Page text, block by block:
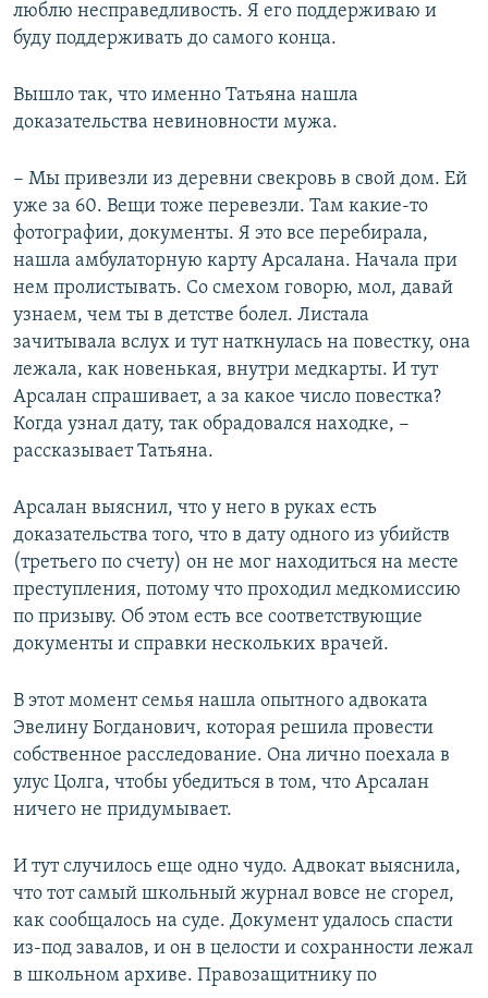
люблю несправедливость. Я его поддерживаю и
буду поддерживать до самого конца.
Вышло так, что именно Татьяна нашла
доказательства невиновности мужа.
− Мы привезли из деревни свекровь в свой дом. Ей
уже за 60. Вещи тоже перевезли. Там какие-то
фотографии, документы. Я это все перебирала,
нашла амбулаторную карту Арсалана. Начала при
нем пролистывать. Со смехом говорю, мол, давай
узнаем, чем ты в детстве болел. Листала
зачитывала вслух и тут наткнулась на повестку, она
лежала, как новенькая, внутри медкарты. И тут
Арсалан спрашивает, а за какое число повестка?
Когда узнал дату, так обрадовался находке, −
рассказывает Татьяна.
Арсалан выяснил, что у него в руках есть
доказательства того, что в дату одного из убийств
(третьего по счету) он не мог находиться на месте
преступления, потому что проходил медкомиссию
по призыву. Об этом есть все соответствующие
документы и справки нескольких врачей.
В этот момент семья нашла опытного адвоката
Эвелину Богданович, которая решила провести
собственное расследование. Она лично поехала в
улус Цолга, чтобы убедиться в том, что Арсалан
ничего не придумывает.
И тут случилось еще одно чудо. Адвокат выяснила,
что тот самый школьный журнал вовсе не сгорел,
как сообщалось на суде. Документ удалось спасти
из-под завалов, и он в целости и сохранности лежал
в школьном архиве. Правозащитнику по